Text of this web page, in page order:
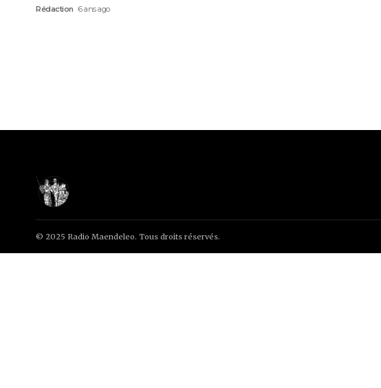
Rédaction 6 ans ago
© 2025 Radio Maendeleo. Tous droits réservés.